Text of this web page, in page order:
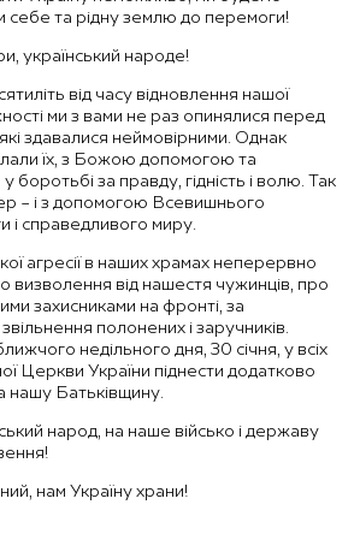
себе та рідну землю до перемоги!
український народе!
від часу відновлення нашої
ми з вами не раз опинялися перед
здавалися неймовірними. Однак
їх, з Божою допомогою та
боротьбі за правду, гідність і волю. Так
– і з допомогою Всевишнього
і справедливого миру.
агресії в наших храмах неперервно
визволення від нашестя чужинців, про
захисниками на фронті, за
полонених і заручників.
недільного дня, 30 січня, у всіх
Церкви України піднести додатково
нашу Батьківщину.
народ, на наше військо і державу
нам Україну храни!